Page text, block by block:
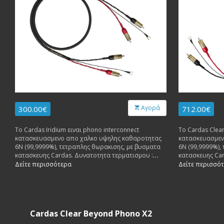
300.00€ Αγορά
To Cardas Iridium ειναι phono interconnect
κατασκευασμενο απο χαλκο υψηλης καθαροτητας
6Ν (99,9999%), τετραπλης θωρακισης, με βυσματα
κατασκευης Cardas. Δυνατοτητα τερματισμου :
Cardas S-DIN-E to Cardas
Δείτε περισσότερα
712.00€
To Cardas
6Ν (99,9999%),
κατασκευης
Cardas R-DIN
Δείτε
Cardas Clear Beyond Phono X2